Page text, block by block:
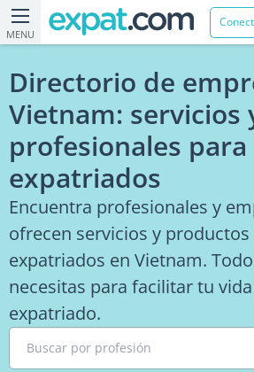
MENU
Directorio de
Vietnam: servicios
profesionales para
expatriados
Encuentra profesionales y
ofrecen servicios y productos
expatriados en Vietnam.
necesitas para facilitar tu
expatriado.
Buscar por profesión